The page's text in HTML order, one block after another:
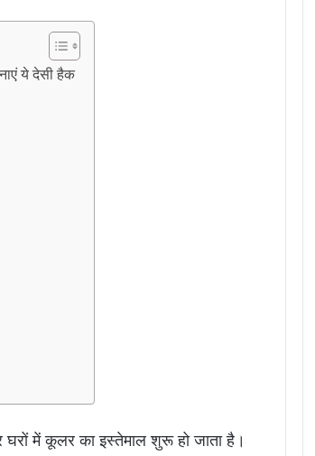
ये देसी हैक
में कूलर का इस्तेमाल शुरू हो जाता है।